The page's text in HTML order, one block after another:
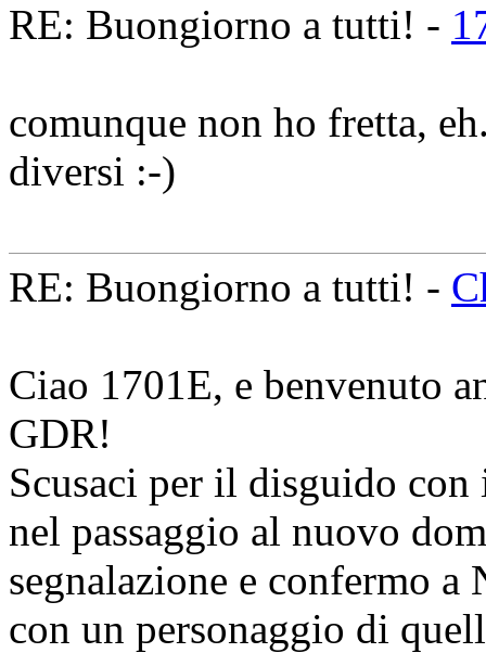
RE: Buongiorno a tutti! -
comunque non ho fretta,
diversi :-)
RE: Buongiorno a tutti! -
Ciao 1701E, e benvenuto
GDR!
Scusaci per il disguido
nel passaggio al nuovo
segnalazione e confermo a
con un personaggio di